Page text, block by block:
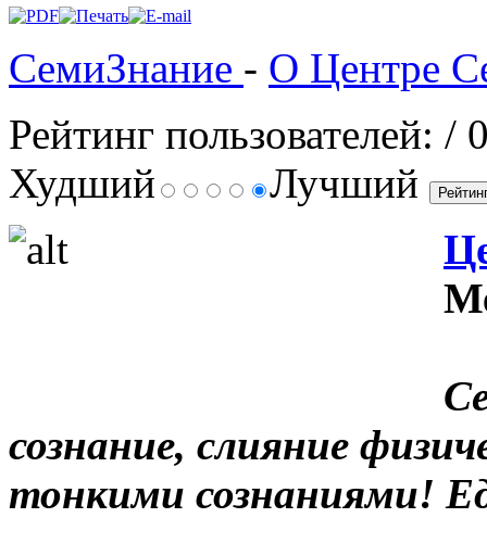
СемиЗнание - О Центре
Рейтинг пользователей: /
Худший
Лучший
сознание, слияние
тонкими сознаниями!